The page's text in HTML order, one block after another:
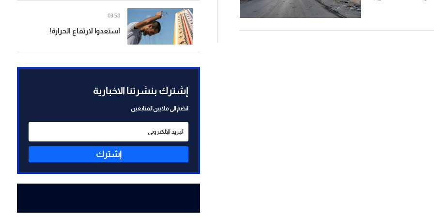
السلامة الغذائية والصحة
واطية"
استعدوا لارتفاع الحرارة!
03:58
إشترك بنشرتنا الاخبارية
انضم الى ملايين المتابعين
إشترك